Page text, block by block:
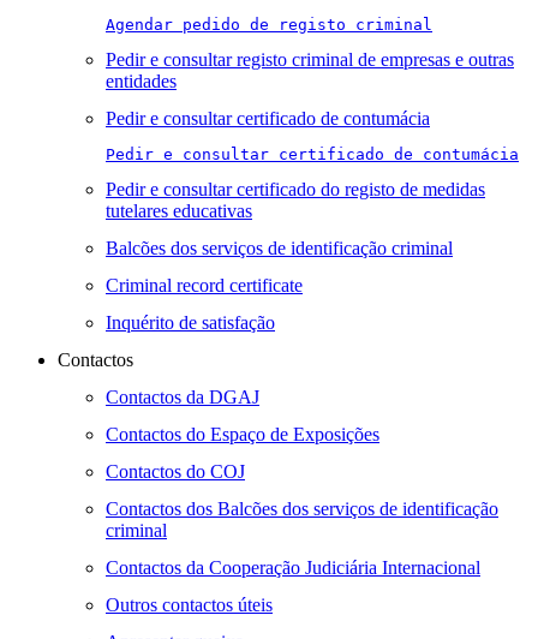
Agendar pedido de registo criminal
Pedir e consultar registo criminal de empresas e outras
entidades
Pedir e consultar certificado de contumácia
Pedir e consultar certificado de contumácia
Pedir e consultar certificado do registo de medidas
tutelares educativas
Balcões dos serviços de identificação criminal
Criminal record certificate
Inquérito de satisfação
Contactos
Contactos da DGAJ
Contactos do Espaço de Exposições
Contactos do COJ
Contactos dos Balcões dos serviços de identificação
criminal
Contactos da Cooperação Judiciária Internacional
Outros contactos úteis